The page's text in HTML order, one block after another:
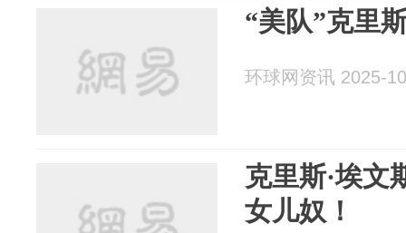
“美队”克里
环球网资讯 2025-
克里斯·埃文
女儿奴！